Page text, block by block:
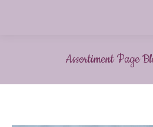
Assortiment Page